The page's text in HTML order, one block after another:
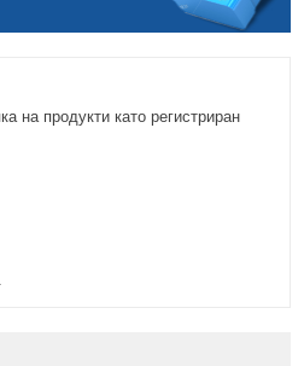
на продукти като регистриран